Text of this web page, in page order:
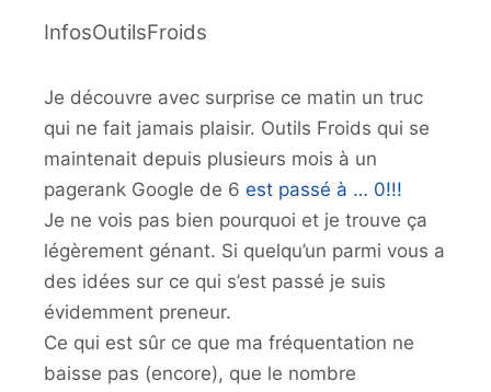
InfosOutilsFroids
Je découvre avec surprise ce matin un truc
qui ne fait jamais plaisir. Outils Froids qui se
maintenait depuis plusieurs mois à un
pagerank Google de 6 est passé à … 0!!!
Je ne vois pas bien pourquoi et je trouve ça
légèrement génant. Si quelqu’un parmi vous a
des idées sur ce qui s’est passé je suis
évidemment preneur.
Ce qui est sûr ce que ma fréquentation ne
baisse pas (encore), que le nombre